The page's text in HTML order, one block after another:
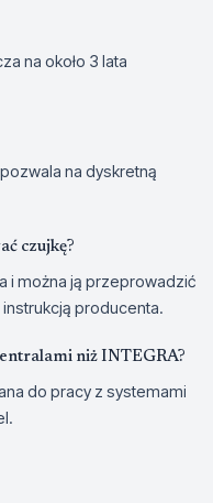
na około 3 lata
na dyskretną
czujkę?
i można ją przeprowadzić
producenta.
niż INTEGRA?
do pracy z systemami